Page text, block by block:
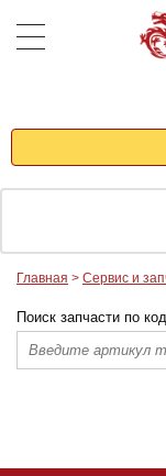
Главная > Сервис и
Поиск запчасти по